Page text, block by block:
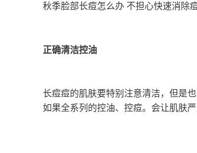
秋季脸部长痘怎么办 不担心快速消除
正确清洁控油
长痘痘的肌肤要特别注意清洁，但是
如果全系列的控油、控痘。会让肌肤严